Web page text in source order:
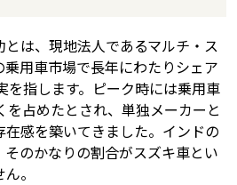
は、現地法人であるマルチ・ス
用車市場で長年にわたりシェア
を指します。ピーク時には乗用車
占めたとされ、単独メーカーと
在感を築いてきました。インドの
のかなりの割合がスズキ車とい
。